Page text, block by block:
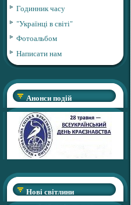
Годинник часу
"Українці в світі"
Фотоальбом
Написати нам
Анонси подій
Нові світлини